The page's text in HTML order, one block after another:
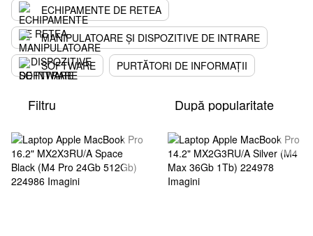
ECHIPAMENTE DE RETEA
MANIPULATOARE ȘI DISPOZITIVE DE INTRARE
SOFTWARE
PURTĂTORI DE INFORMAȚII
Filtru După popularitate